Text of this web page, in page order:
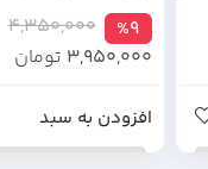
%9
4,350,000
3,950,000 تومان
افزودن به سبد